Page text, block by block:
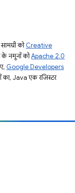
कोCreative
नमूनों कोApache 2.0
Google Developers
Java एक रजिस्टर